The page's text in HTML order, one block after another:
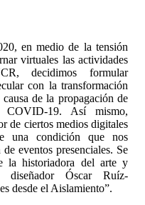
en medio de la tensión
virtuales las actividades
decidimos formular
con la transformación
de la propagación de
COVID-19. Así mismo,
de ciertos medios digitales
una condición que nos
eventos presenciales. Se
la historiadora del arte y
Óscar Ruíz-
desde el Aislamiento”.